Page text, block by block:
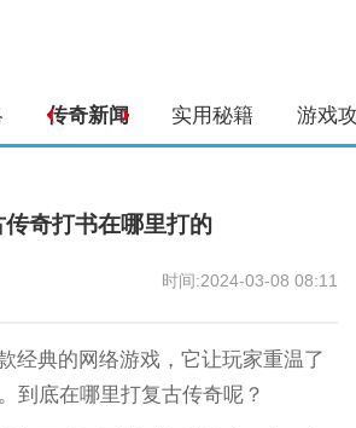
传奇新闻 实用秘籍 游戏
传奇打书在哪里打的
时间:2024-03-08 08:11
经典的网络游戏，它让玩家重温了
到底在哪里打复古传奇呢？